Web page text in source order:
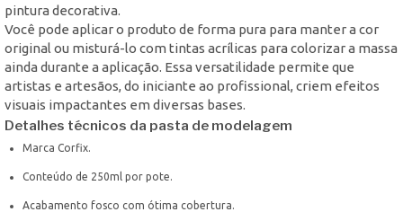
pintura decorativa.
Você pode aplicar o produto de forma pura para manter a cor
original ou misturá-lo com tintas acrílicas para colorizar a massa
ainda durante a aplicação. Essa versatilidade permite que
artistas e artesãos, do iniciante ao profissional, criem efeitos
visuais impactantes em diversas bases.
Detalhes técnicos da pasta de modelagem
Marca Corfix.
Conteúdo de 250ml por pote.
Acabamento fosco com ótima cobertura.